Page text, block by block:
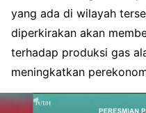
yang ada di wilayah
diperkirakan akan
terhadap produksi gas
meningkatkan